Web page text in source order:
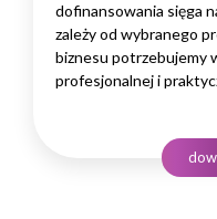
dofinansowania sięga
zależy od wybranego
biznesu potrzebujemy
profesjonalnej i
odnoszących sukcesy